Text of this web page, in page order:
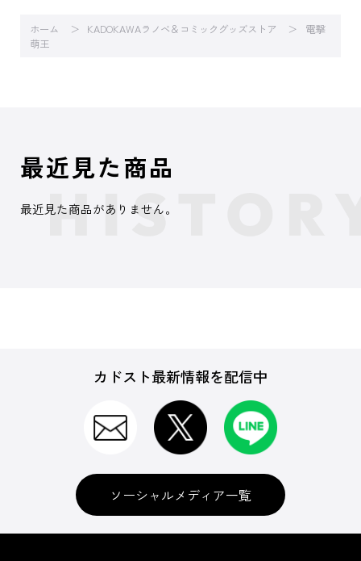
ホーム KADOKAWAラノベ＆コミックグッズストア
電撃
萌王
最近見た商品
最近見た商品がありません。
カドスト最新情報を配信中
ソーシャルメディア一覧